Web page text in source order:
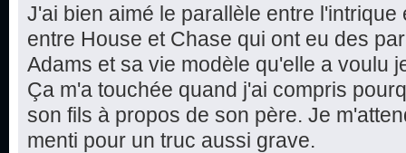
J'ai bien aimé le parallèle entre
entre House et Chase qui ont eu des
Adams et sa vie modèle qu'elle a voulu
Ça m'a touchée quand j'ai compris
son fils à propos de son père. Je
menti pour un truc aussi grave.